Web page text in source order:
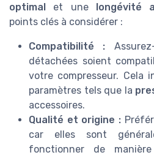
optimal et une longévité
points clés à considérer :
Compatibilité :
détachées soient
votre compresseur. Cela
paramètres tels que la
accessoires.
Qualité et origine :
car elles sont
fonctionner de